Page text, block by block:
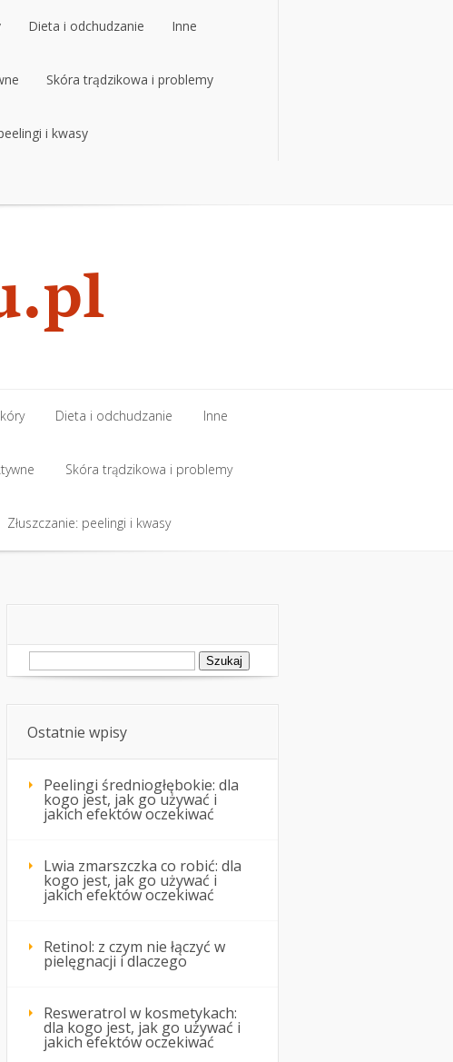
Dieta i odchudzanie
Dieta i odchudzanie
Inne
Inne
Skóra trądzikowa i problemy
Skóra trądzikowa i problemy
i kwasy
Dieta i odchudzanie
Dieta i odchudzanie
Inne
Inne
Skóra trądzikowa i problemy
Skóra trądzikowa i problemy
Złuszczanie: peelingi i kwasy
Szukaj:
Ostatnie wpisy
Peelingi średniogłębokie: dla
kogo jest, jak go używać i
jakich efektów oczekiwać
Lwia zmarszczka co robić: dla
kogo jest, jak go używać i
jakich efektów oczekiwać
Retinol: z czym nie łączyć w
pielęgnacji i dlaczego
Resweratrol w kosmetykach:
dla kogo jest, jak go używać i
jakich efektów oczekiwać